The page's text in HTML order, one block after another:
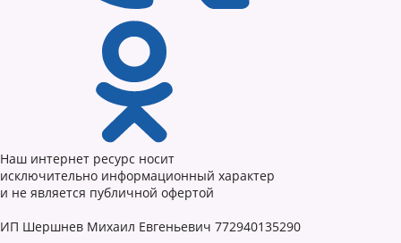
Наш интернет ресурс носит
исключительно информационный характер
и не является публичной офертой
ИП Шершнев Михаил Евгеньевич 772940135290